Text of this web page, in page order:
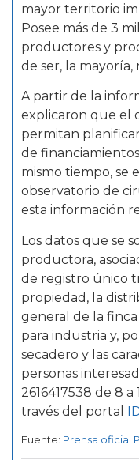
mayor territorio
Posee más de 3
productores y
de ser, la mayoría,
A partir de la
explicaron que el
permitan
de
mismo tiempo, se
observatorio de
esta información
Los datos que se
productora,
de registro único
propiedad, la
general de la
para industria y,
secadero y las
personas
2616417538 de 8
través del portal
Fuente: Prensa oficial